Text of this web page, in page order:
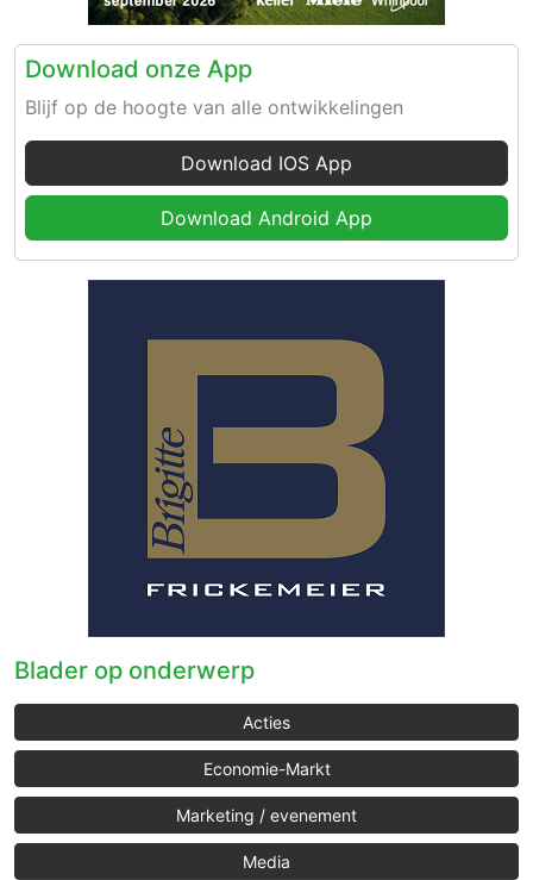
Download onze App
Blijf op de hoogte van alle ontwikkelingen
Download IOS App
Download Android App
Blader op onderwerp
Acties
Economie-Markt
Marketing / evenement
Media